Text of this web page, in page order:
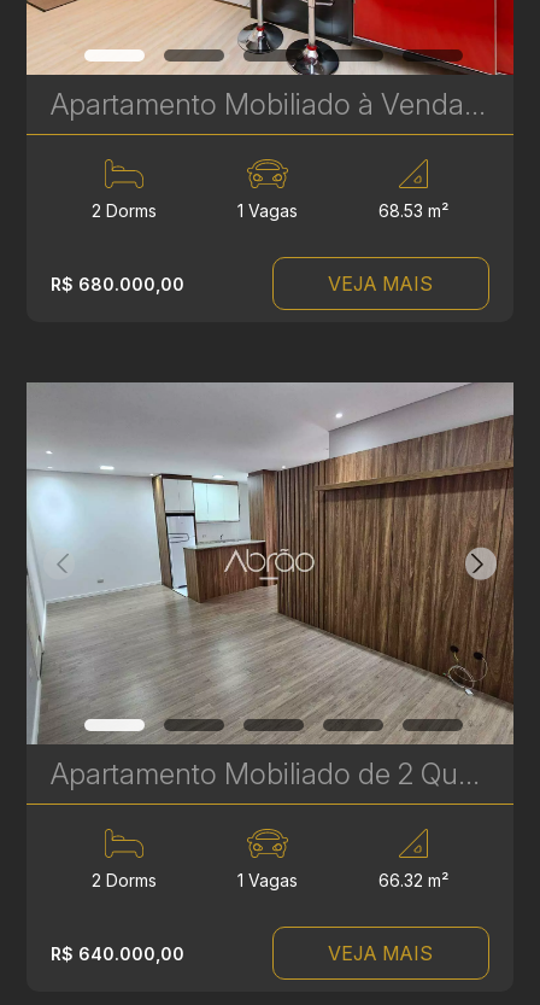
Apartamento Mobiliado à Venda no Batel | 2 Quartos, 68 m² e 1 Vaga – Localização Privilegiada | Ref 446
2 Dorms 1 Vagas 68.53 m²
R$ 680.000,00 VEJA MAIS
Apartamento Mobiliado de 2 Quartos à venda no Rebouças – Localização Privilegiada! | Ref 651
2 Dorms 1 Vagas 66.32 m²
R$ 640.000,00 VEJA MAIS